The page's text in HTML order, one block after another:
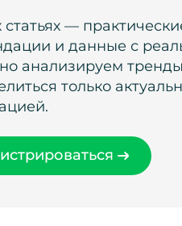
—
и данные с
анализируем
только